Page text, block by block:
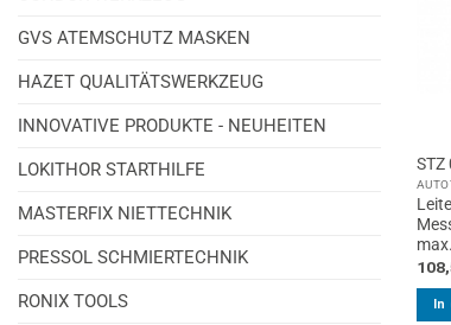
GVS ATEMSCHUTZ MASKEN
HAZET QUALITÄTSWERKZEUG
INNOVATIVE PRODUKTE - NEUHEITEN
LOKITHOR STARTHILFE
MASTERFIX NIETTECHNIK
PRESSOL SCHMIERTECHNIK
RONIX TOOLS
STZ
In